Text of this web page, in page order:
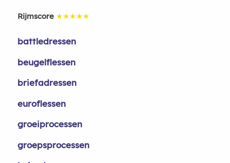
Rijmscore ★★★★★
battledressen
beugelflessen
briefadressen
euroflessen
groeiprocessen
groepsprocessen